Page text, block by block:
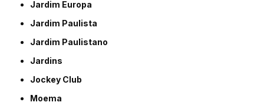
Jardim Europa
Jardim Paulista
Jardim Paulistano
Jardins
Jockey Club
Moema